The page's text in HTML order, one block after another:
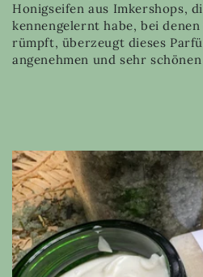
Honigseifen aus Imkershops,
kennengelernt habe, bei
rümpft, überzeugt dieses
angenehmen und sehr